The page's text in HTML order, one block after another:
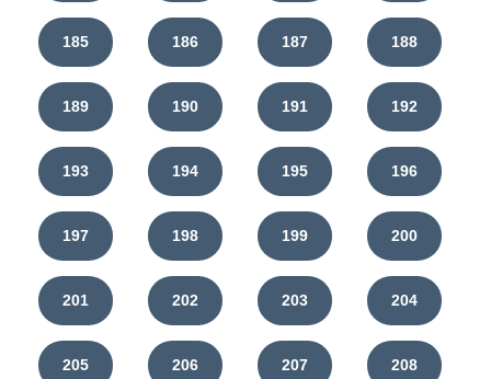
185 186 187 188
189 190 191 192
193 194 195 196
197 198 199 200
201 202 203 204
205 206 207 208